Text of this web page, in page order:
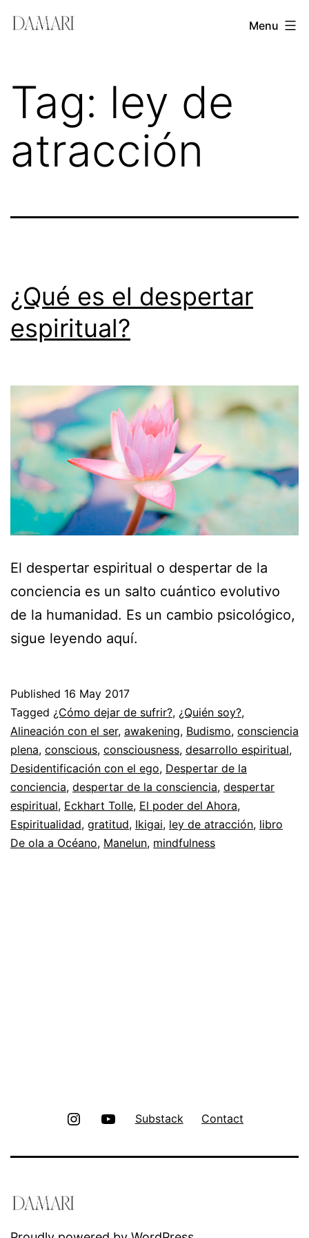
Damari
Creativity
Mentor
Menu
Tag: ley de
atracción
¿Qué es el despertar
espiritual?
El despertar espiritual o despertar de la
conciencia es un salto cuántico evolutivo
de la humanidad. Es un cambio psicológico,
sigue leyendo aquí.
Published 16 May 2017
Categorized
as
Espiritualidad
Tagged ¿Cómo dejar de sufrir?, ¿Quién soy?,
Alineación con el ser, awakening, Budismo, consciencia
plena, conscious, consciousness, desarrollo espiritual,
Desidentificación con el ego, Despertar de la
conciencia, despertar de la consciencia, despertar
espiritual, Eckhart Tolle, El poder del Ahora,
Espiritualidad, gratitud, Ikigai, ley de atracción, libro
De ola a Océano, Manelun, mindfulness
InstagramYoutube
Substack Contact